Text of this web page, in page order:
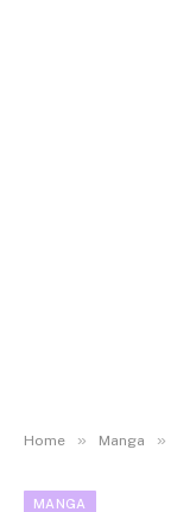
Home » Manga »
MANGA